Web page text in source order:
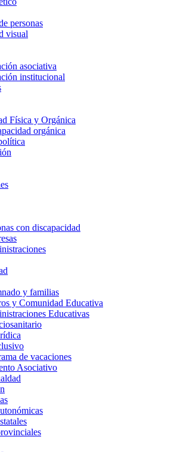
personas
visual
asociativa
institucional
Física y Orgánica
orgánica
con discapacidad
y familias
y Comunidad Educativa
Educativas
de vacaciones
Asociativo